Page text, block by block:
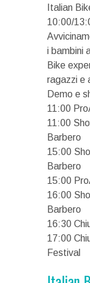
Italian
10:00/
i bambini
Bike
ragazzi e
Demo e
11:00
11:00
Barbero
15:00
Barbero
15:00
16:00
Barbero
16:30
17:00
Festival